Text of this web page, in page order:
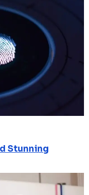
Stunning